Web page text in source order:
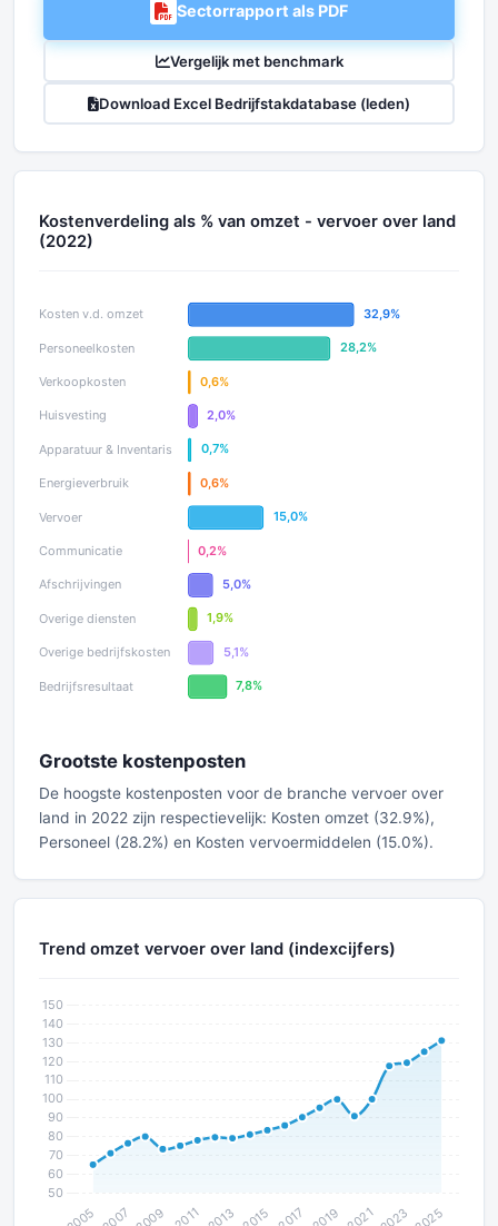
Sectorrapport als PDF
Vergelijk met benchmark
Download Excel Bedrijfstakdatabase (leden)
Kostenverdeling als % van omzet - vervoer over land
(2022)
Grootste kostenposten
De hoogste kostenposten voor de branche vervoer over
land in 2022 zijn respectievelijk: Kosten omzet (32.9%),
Personeel (28.2%) en Kosten vervoermiddelen (15.0%).
Trend omzet vervoer over land (indexcijfers)